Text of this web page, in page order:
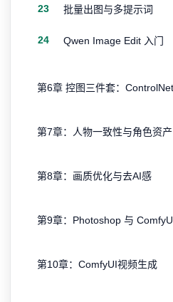
23 批量出图与多提示词
24 Qwen Image Edit 入门
第6章 控图三件套：
第7章：人物一致性与角色资产
第8章：画质优化与去AI感
第9章：Photoshop 与
第10章：ComfyUI视频生成